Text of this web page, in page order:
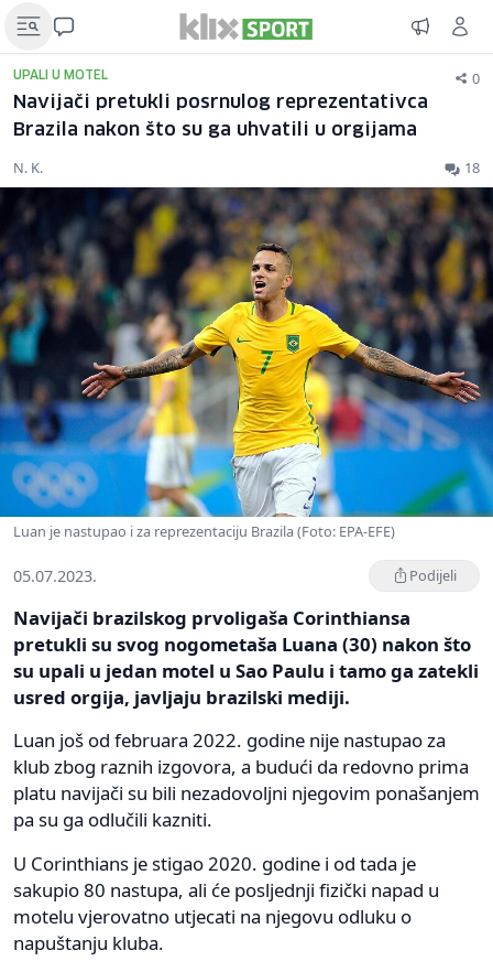
UPALI U MOTEL 0
Navijači pretukli posrnulog reprezentativca
Brazila nakon što su ga uhvatili u orgijama
N. K. 18
Luan je nastupao i za reprezentaciju Brazila (Foto: EPA-EFE)
05.07.2023. Podijeli
Navijači brazilskog prvoligaša Corinthiansa
pretukli su svog nogometaša Luana (30) nakon što
su upali u jedan motel u Sao Paulu i tamo ga zatekli
usred orgija, javljaju brazilski mediji.
Luan još od februara 2022. godine nije nastupao za
klub zbog raznih izgovora, a budući da redovno prima
platu navijači su bili nezadovoljni njegovim ponašanjem
pa su ga odlučili kazniti.
U Corinthians je stigao 2020. godine i od tada je
sakupio 80 nastupa, ali će posljednji fizički napad u
motelu vjerovatno utjecati na njegovu odluku o
napuštanju kluba.